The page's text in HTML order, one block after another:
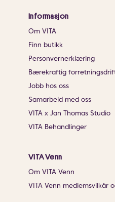
Informasjon
Om VITA
Finn butikk
Personvernerklæring
Bærekraftig
Jobb hos oss
Samarbeid med oss
VITA x Jan Thomas Studio
VITA Behandlinger
VITA Venn
Om VITA Venn
VITA Venn medlemsvilkår